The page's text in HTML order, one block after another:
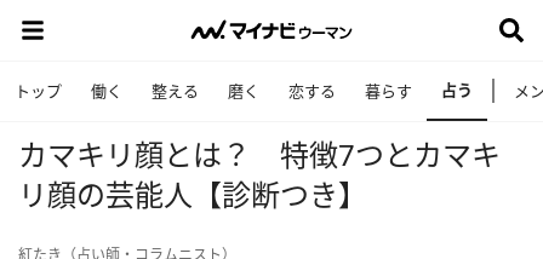
トップ 働く 整える 磨く 恋する 暮らす 占う メ
カマキリ顔とは？ 特徴7つとカマキ
リ顔の芸能人【診断つき】
紅たき（占い師・コラムニスト）